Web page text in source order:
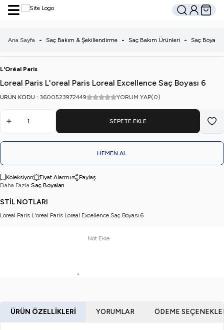
Hesabım
Sepetim
Ana Sayfa - Saç Bakım & Şekillendirme - Saç Bakım Ürünleri - Saç Boyaları
L'Oréal Paris
Loreal Paris L'oreal Paris Loreal Excellence Saç Boyası 6
ÜRÜN KODU : 3600523972449 YORUM YAP(0)
SEPETE EKLE
HEMEN AL
Koleksiyon Fiyat Alarmı
Paylaş
Daha Fazla Saç Boyaları
STİL NOTLARI
Loreal Paris L'oreal Paris Loreal Excellence Saç Boyası 6
Not Ekle
ÜRÜN ÖZELLIKLERI YORUMLAR ÖDEME